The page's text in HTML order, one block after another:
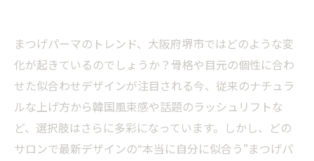
まつげパーマのトレンド、大阪府堺市ではどのような変
化が起きているのでしょうか？骨格や目元の個性に合わ
せた似合わせデザインが注目される今、従来のナチュラ
ルな上げ方から韓国風束感や話題のラッシュリフトな
ど、選択肢はさらに多彩になっています。しかし、どの
サロンで最新デザインの“本当に自分に似合う”まつげパ